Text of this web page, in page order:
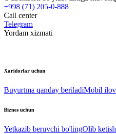
+998 (71) 205-0-888
Call center
Telegram
Yordam xizmati
Xaridorlar uchun
Buyurtma qanday beriladiMobil
Biznes uchun
Yetkazib beruvchi bo'lingOlib